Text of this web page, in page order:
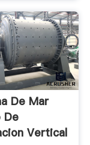
De Mar
De
Vertical